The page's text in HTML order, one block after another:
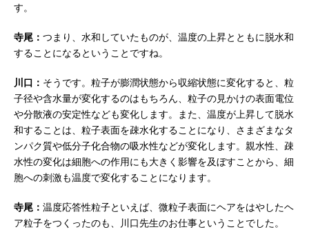
す。
寺尾： つまり、水和していたものが、温度の上昇とともに脱水和
することになるということですね。
川口： そうです。粒子が膨潤状態から収縮状態に変化すると、粒
子径や含水量が変化するのはもちろん、粒子の見かけの表面電位
や分散液の安定性なども変化します。また、温度が上昇して脱水
和することは、粒子表面を疎水化することになり、さまざまなタ
ンパク質や低分子化合物の吸水性などが変化します。親水性、疎
水性の変化は細胞への作用にも大きく影響を及ぼすことから、細
胞への刺激も温度で変化することになります。
寺尾： 温度応答性粒子といえば、微粒子表面にヘアをはやしたヘ
ア粒子をつくったのも、川口先生のお仕事ということでした。